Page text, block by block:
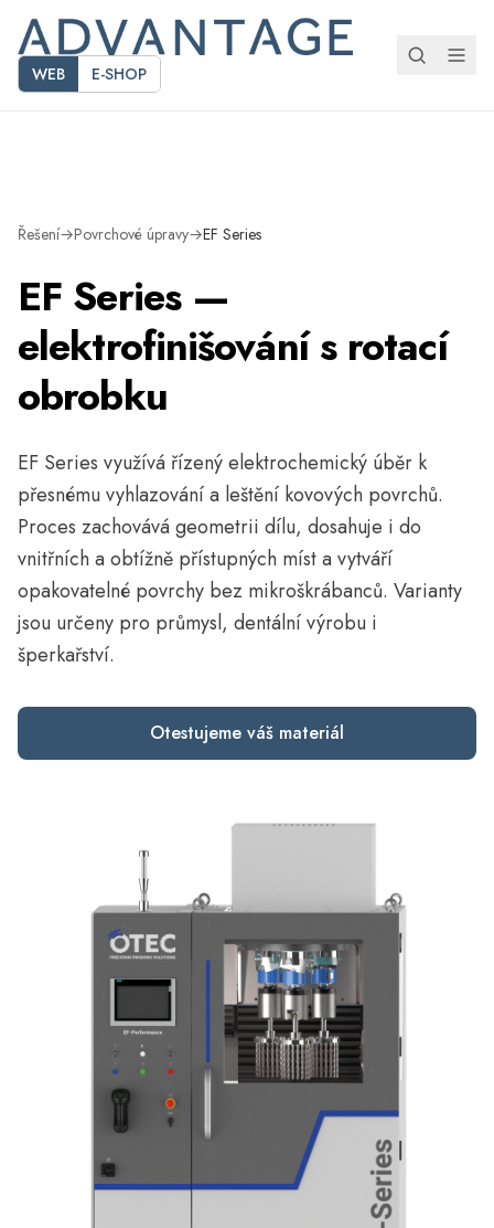
WEB E-SHOP
Řešení→Povrchové úpravy→EF Series
EF Series —
elektrofinišování s rotací
obrobku
EF Series využívá řízený elektrochemický úběr k
přesnému vyhlazování a leštění kovových povrchů.
Proces zachovává geometrii dílu, dosahuje i do
vnitřních a obtížně přístupných míst a vytváří
opakovatelné povrchy bez mikroškrábanců. Varianty
jsou určeny pro průmysl, dentální výrobu i
šperkařství.
Otestujeme váš materiál